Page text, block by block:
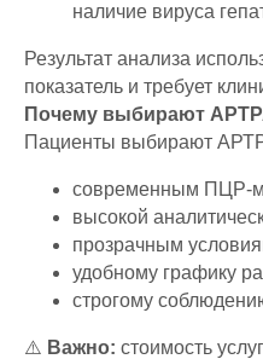
наличие вируса
Результат анализа
показатель и требует
Почему выбирают
Пациенты выбирают
современным ПЦР-
высокой
прозрачным
удобному графику
строгому
⚠️ Важно: стоимость